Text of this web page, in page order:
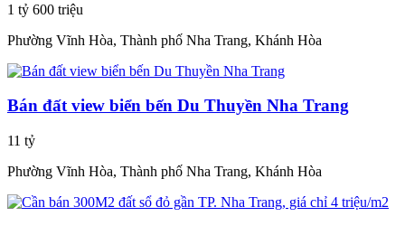
1 tỷ 600 triệu
Phường Vĩnh Hòa, Thành phố Nha Trang, Khánh Hòa
Bán đất view biển bến Du Thuyền Nha Trang
11 tỷ
Phường Vĩnh Hòa, Thành phố Nha Trang, Khánh Hòa